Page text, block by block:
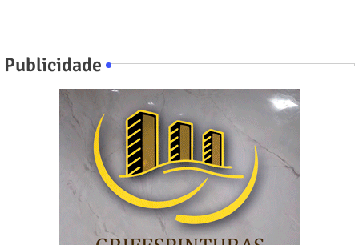
Publicidade